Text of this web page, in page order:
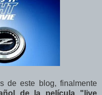
de este blog, finalmente